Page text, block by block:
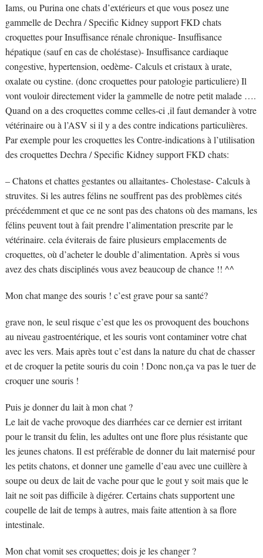
Iams, ou Purina one chats d’extérieurs et que vous posez une
gammelle de Dechra / Specific Kidney support FKD chats
croquettes pour Insuffisance rénale chronique- Insuffisance
hépatique (sauf en cas de choléstase)- Insuffisance cardiaque
congestive, hypertension, oedème- Calculs et cristaux à urate,
oxalate ou cystine. (donc croquettes pour patologie particuliere) Il
vont vouloir directement vider la gammelle de notre petit malade ….
Quand on a des croquettes comme celles-ci ,il faut demander à votre
vétérinaire ou à l’ASV si il y a des contre indications particulières.
Par exemple pour les croquettes les Contre-indications à l’utilisation
des croquettes Dechra / Specific Kidney support FKD chats:
– Chatons et chattes gestantes ou allaitantes- Cholestase- Calculs à
struvites. Si les autres félins ne souffrent pas des problèmes cités
précédemment et que ce ne sont pas des chatons où des mamans, les
félins peuvent tout à fait prendre l’alimentation prescrite par le
vétérinaire. cela éviterais de faire plusieurs emplacements de
croquettes, où d’acheter le double d’alimentation. Après si vous
avez des chats disciplinés vous avez beaucoup de chance !! ^^
Mon chat mange des souris ! c’est grave pour sa santé?
grave non, le seul risque c’est que les os provoquent des bouchons
au niveau gastroentérique, et les souris vont contaminer votre chat
avec les vers. Mais après tout c’est dans la nature du chat de chasser
et de croquer la petite souris du coin ! Donc non,ça va pas le tuer de
croquer une souris !
Puis je donner du lait à mon chat ?
Le lait de vache provoque des diarrhées car ce dernier est irritant
pour le transit du felin, les adultes ont une flore plus résistante que
les jeunes chatons. Il est préférable de donner du lait maternisé pour
les petits chatons, et donner une gamelle d’eau avec une cuillère à
soupe ou deux de lait de vache pour que le gout y soit mais que le
lait ne soit pas difficile à digérer. Certains chats supportent une
coupelle de lait de temps à autres, mais faite attention à sa flore
intestinale.
Mon chat vomit ses croquettes; dois je les changer ?